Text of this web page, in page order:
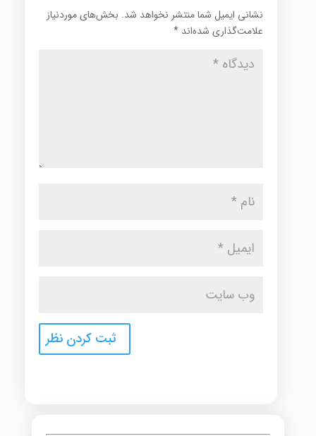
نشانی ایمیل شما منتشر نخواهد شد. بخش‌های موردنیاز
علامت‌گذاری شده‌اند *